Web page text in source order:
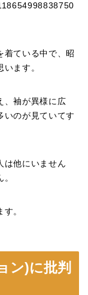
着ている中で、昭
ます。
、袖が異様に広
いのが見ていてす
は他にいません
。
ン)に批判